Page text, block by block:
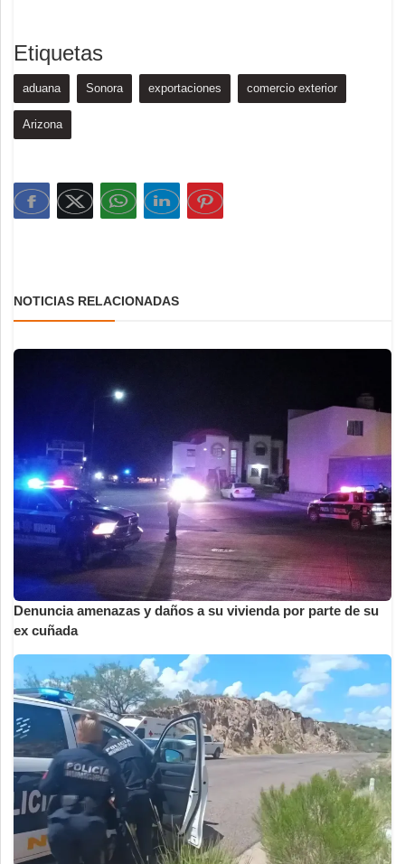
Etiquetas
aduana Sonora exportaciones comercio exterior
Arizona
NOTICIAS RELACIONADAS
Denuncia amenazas y daños a su vivienda por parte de su
ex cuñada